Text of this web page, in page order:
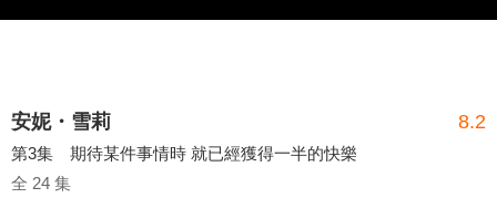
安妮・雪莉 8.2
第3集 期待某件事情時 就已經獲得一半的快樂
全 24 集